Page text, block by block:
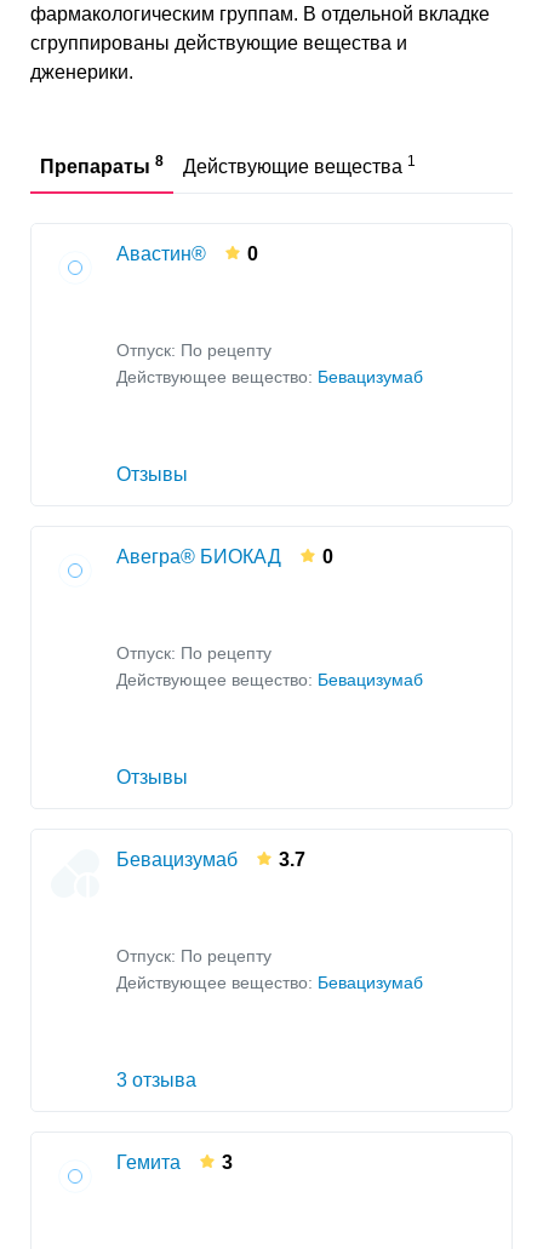
фармакологическим группам. В отдельной вкладке
сгруппированы действующие вещества и
дженерики.
Препараты 8 Действующие вещества 1
Авастин® 0
Отпуск: По рецепту
Действующее вещество: Бевацизумаб
Отзывы
Авегра® БИОКАД 0
Отпуск: По рецепту
Действующее вещество: Бевацизумаб
Отзывы
Бевацизумаб 3.7
Отпуск: По рецепту
Действующее вещество: Бевацизумаб
3 отзыва
Гемита 3